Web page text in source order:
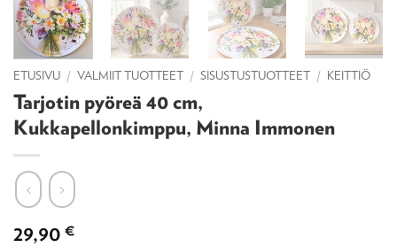
ETUSIVU / VALMIIT TUOTTEET / SISUSTUSTUOTTEET / KEITTIÖ
Tarjotin pyöreä 40 cm,
Kukkapellonkimppu, Minna Immonen
29,90 €